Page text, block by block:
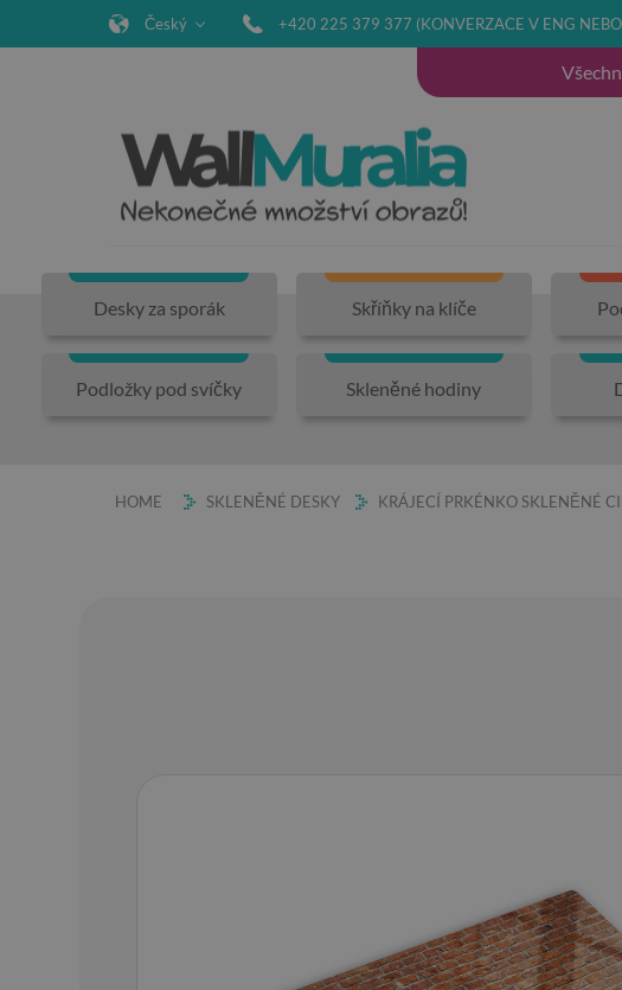
Český +420 225 379 377 (KONVERZACE V ENG NEBO
Desky za sporák Skříňky na klíče
Podložky pod svíčky Skleněné hodiny
HOME SKLENĚNÉ DESKY KRÁJECÍ PRKÉNKO SKLENĚNÉ